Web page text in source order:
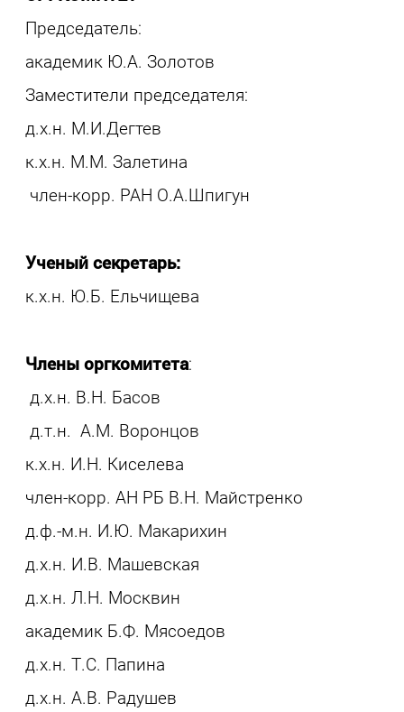
Председатель:
академик Ю.А. Золотов
Заместители председателя:
д.х.н. М.И.Дегтев
к.х.н. М.М. Залетина
член-корр. РАН О.А.Шпигун
Ученый секретарь:
к.х.н. Ю.Б. Ельчищева
Члены оргкомитета:
д.х.н. В.Н. Басов
д.т.н. А.М. Воронцов
к.х.н. И.Н. Киселева
член-корр. АН РБ В.Н. Майстренко
д.ф.-м.н. И.Ю. Макарихин
д.х.н. И.В. Машевская
д.х.н. Л.Н. Москвин
академик Б.Ф. Мясоедов
д.х.н. Т.С. Папина
д.х.н. А.В. Радушев